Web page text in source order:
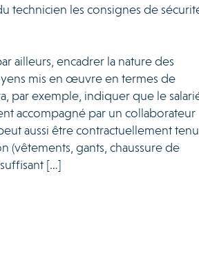
technicien les consignes de
ailleurs, encadrer la nature des
mis en œuvre en termes de
par exemple, indiquer que le
accompagné par un collaborateur
aussi être contractuellement tenu
gants, chaussure de
[…]